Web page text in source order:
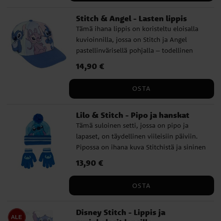
keskuudessa.
Stitch & Angel - Lasten lippis
Tämä ihana lippis on koristeltu eloisalla
kuvioinnilla, jossa on Stitch ja Angel
pastellinvärisellä pohjalla – todellinen
Leikkisä design ja sininen lippa – tyylikäs
on valmistettu pehmeästä ja kestävästä
ympärysmitta on 53 cm ja se on
säädettävissä takaa, mikä tekee siitä
sopivan noin 4–6-vuotiaille lapsille. Tämä
on virallisesti lisensoitu Disney-tuote
valmistajalta Cerdá.
Hinta: 14,90 €
14,90 €
OSTA
Lilo & Stitch - Pipo ja hanskat
Tämä suloinen setti, jossa on pipo ja
lapaset, on täydellinen viileisiin päiviin.
Pipossa on ihana kuva Stitchistä ja sininen
siluetti. Pipossa ja käsineissä on ribatut
joustavasta materiaalista, joka pitää
sopii noin 3-6-vuotiaille lapsille. ✔️ Pipo
Hinta: 13,90 €
13,90 €
OSTA
Disney Stitch - Lippis ja